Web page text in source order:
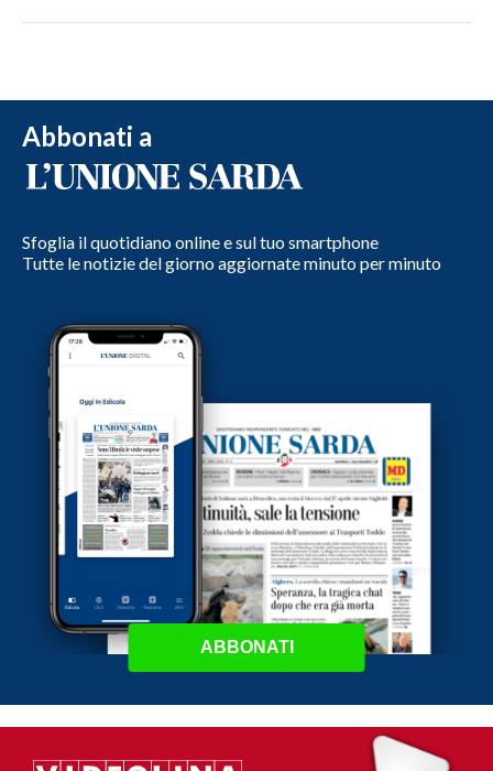
Abbonati a
Sfoglia il quotidiano online e sul tuo smartphone
Tutte le notizie del giorno aggiornate minuto per minuto
ABBONATI